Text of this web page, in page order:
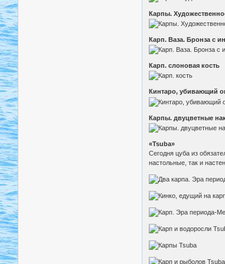
Карпы.
Карп. Ваза. Бронза с
Карп. слоновая кость
Кинтаро, убивающий
Карпы. двуцветные
«Tsuba»
Сегодня цуба из
настольные, так и